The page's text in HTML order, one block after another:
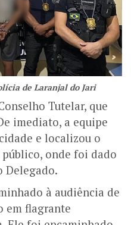
de Laranjal do Jari
Tutelar, que
imediato, a equipe
e localizou o
onde foi dado
Delegado.
à audiência de
em flagrante